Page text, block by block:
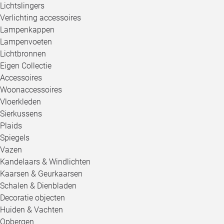
Lichtslingers
Verlichting accessoires
Lampenkappen
Lampenvoeten
Lichtbronnen
Eigen Collectie
Accessoires
Woonaccessoires
Vloerkleden
Sierkussens
Plaids
Spiegels
Vazen
Kandelaars & Windlichten
Kaarsen & Geurkaarsen
Schalen & Dienbladen
Decoratie objecten
Huiden & Vachten
Opbergen